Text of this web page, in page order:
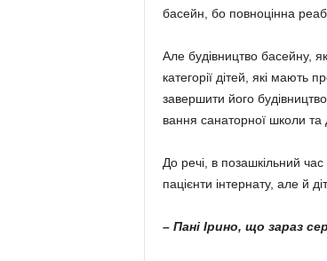
басейн, бо повноцінна
Але будівництво басейну,
категорії дітей, які
завершити його
вання санаторної школи та
До речі, в позашкільний
пацієнти інтернату, але й
– Пані Ірино, що зараз